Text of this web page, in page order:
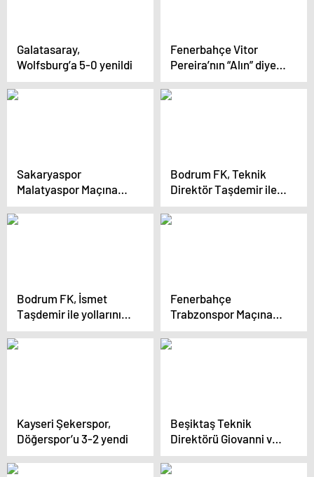
Galatasaray,
Wolfsburg’a 5-0 yenildi
Fenerbahçe Vitor
Pereira’nın “Alın” diye
yalvardığı Gyökeres’in
yerine bakın kimi
Sakaryaspor
Malatyaspor Maçına
Hazır
Bodrum FK, Teknik
Direktör Taşdemir ile
Ayrıldı
Bodrum FK, İsmet
Taşdemir ile yollarını
ayırdı
Fenerbahçe
Trabzonspor Maçına
Hazırlanıyor
Kayseri Şekerspor,
Döğerspor’u 3-2 yendi
Beşiktaş Teknik
Direktörü Giovanni van
Bronckhorst: Zor bir
maç olacak